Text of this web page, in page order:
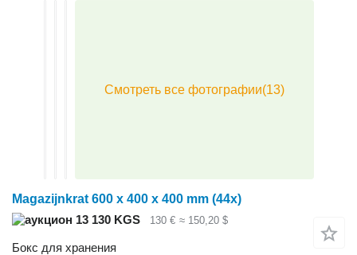
Magazijnkrat 600 x 400 x 400 mm (44x)
13 130 KGS
130 € ≈ 150,20 $
Бокс для хранения